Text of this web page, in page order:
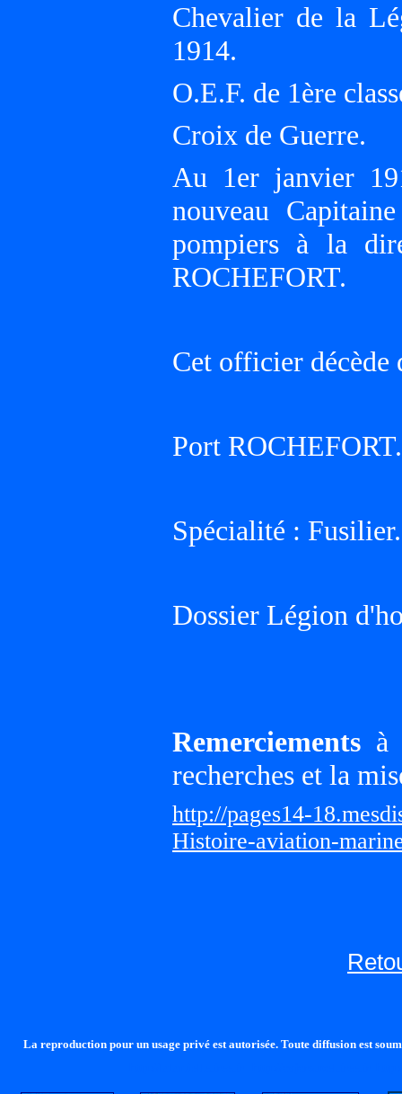
Chevalier de la
1914.
O.E.F. de 1ère
Croix de Guerre.
Au 1er janvier
nouveau
pompiers à la
ROCHEFORT.
Cet officier décède
Port ROCHEFORT.
Spécialité : Fusilier.
Dossier Légion
Remerciements à
recherches et la
http://pages14-
Histoire-aviation-
La reproduction pour un usage privé est autorisée. Toute diffusion est